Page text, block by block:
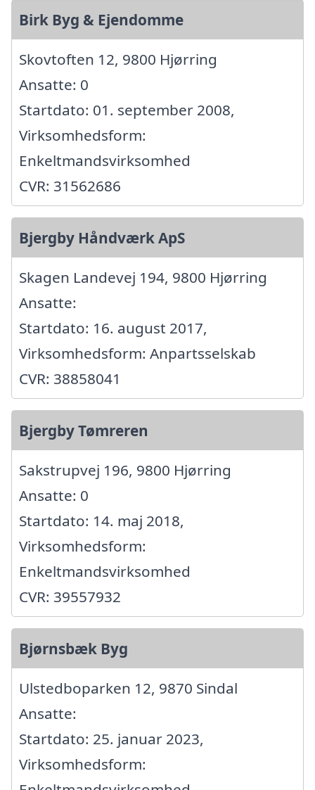
Birk Byg & Ejendomme
Skovtoften 12, 9800 Hjørring
Ansatte: 0
Startdato: 01. september 2008,
Virksomhedsform:
Enkeltmandsvirksomhed
CVR: 31562686
Bjergby Håndværk ApS
Skagen Landevej 194, 9800 Hjørring
Ansatte:
Startdato: 16. august 2017,
Virksomhedsform: Anpartsselskab
CVR: 38858041
Bjergby Tømreren
Sakstrupvej 196, 9800 Hjørring
Ansatte: 0
Startdato: 14. maj 2018,
Virksomhedsform:
Enkeltmandsvirksomhed
CVR: 39557932
Bjørnsbæk Byg
Ulstedboparken 12, 9870 Sindal
Ansatte:
Startdato: 25. januar 2023,
Virksomhedsform: